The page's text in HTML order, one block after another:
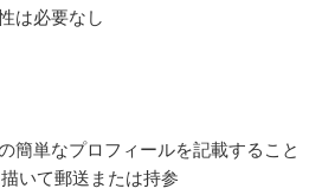
は必要なし
簡単なプロフィールを記載すること
いて郵送または持参